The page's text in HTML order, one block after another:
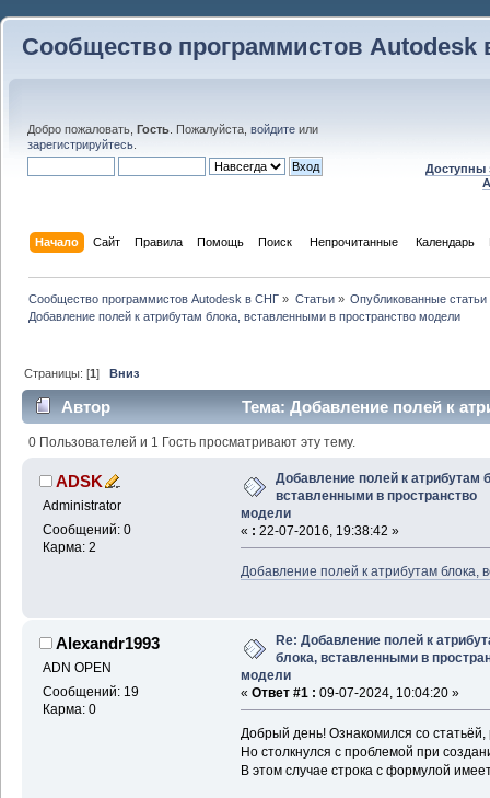
Сообщество программистов Autodesk
Добро пожаловать, Гость . Пожалуйста, войдите или
зарегистрируйтесь
Доступны
Начало Сайт Правила Помощь Поиск Непрочитанные Календарь
Сообщество программистов Autodesk в СНГ » Статьи» Опубликованные статьи
Добавление полей к атрибутам блока, вставленными в пространство модели
Страницы: [1]Вниз
Автор
Тема: Добавление полей к
пространство модели (Прочитано 40520 раз)
0 Пользователей и 1 Гость просматривают эту тему.
ADSK
Administrator
Сообщений: 0
Карма: 2
Добавление полей к атрибутам
вставленными в пространство
модели
« : 22-07-2016, 19:38:42 »
Добавление полей к атрибутам блока,
Alexandr1993
ADN OPEN
Сообщений: 19
Карма: 0
Re: Добавление полей к
блока, вставленными в
модели
« Ответ #1 : 09-07-2024, 10:04:20 »
Добрый день! Ознакомился со
Но столкнулся с проблемой при
В этом случае строка с формулой